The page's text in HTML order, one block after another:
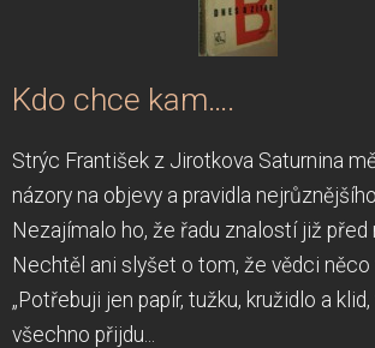
Kdo chce kam….
Strýc František z Jirotkova Saturnina
názory na objevy a pravidla
Nezajímalo ho, že řadu znalostí již před
Nechtěl ani slyšet o tom, že vědci něco
„Potřebuji jen papír, tužku, kružidlo a
všechno přijdu...